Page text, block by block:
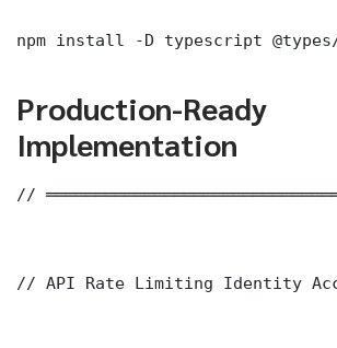
npm install -D typescript
Production-Ready
Implementation
//
// API Rate Limiting Identity